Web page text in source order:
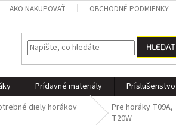
AKO NAKUPOVAŤ OBCHODNÉ PODMIENKY
HLEDAT
Prídavné materiály Príslušenstvo
diely horákov
Pre horáky T09A,
T20W